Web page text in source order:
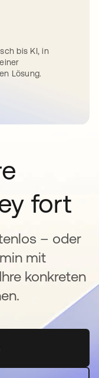
bis KI, in
Lösung.
fort
– oder
mit
konkreten
einer neuen